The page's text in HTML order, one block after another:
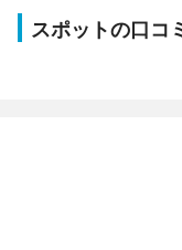
スポットの口コ